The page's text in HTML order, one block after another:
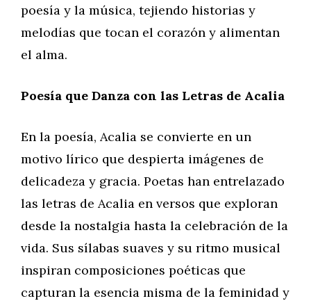
poesía y la música, tejiendo historias y
melodías que tocan el corazón y alimentan
el alma.
Poesía que Danza con las Letras de Acalia
En la poesía, Acalia se convierte en un
motivo lírico que despierta imágenes de
delicadeza y gracia. Poetas han entrelazado
las letras de Acalia en versos que exploran
desde la nostalgia hasta la celebración de la
vida. Sus sílabas suaves y su ritmo musical
inspiran composiciones poéticas que
capturan la esencia misma de la feminidad y